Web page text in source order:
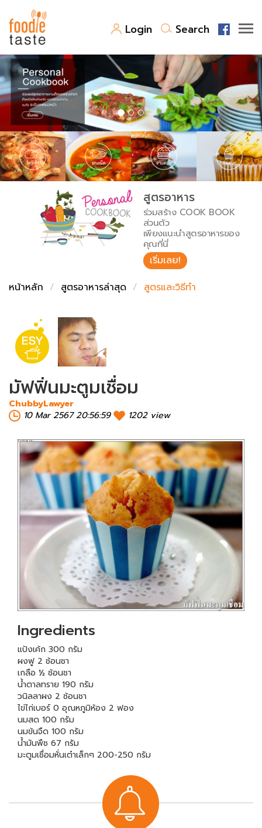
Login Search
สูตรอาหาร
สูตรอาหารล่าสุด
Top Foodie
พาไปชิม
สารพันก้นครัว
เคล็ดลับน่ารู้
เปรียบเทียบหน่วยการตวง
เปรียบเทียบอุณหภูมิ
เปรียบเทียบน้ำหนักวัตถุดิบ
FoodPedia
สร้าง Cookbook
สูตรอาหาร
ร่วมสร้าง COOK BOOK
ส่วนตัว
เพียงแนะนำสูตรอาหารของ
คุณที่นี่
เริ่มเลย!
หน้าหลัก
สูตรอาหารล่าสุด สูตรและวิธีทำ
มัฟฟิ่นมะตูมเชื่อม
ChubbyLawyer
10 Mar 2567 20:56:59
1202 view
Ingredients
แป้งเค้ก 300 กรัม
ผงฟู 2 ช้อนชา
เกลือ ½ ช้อนชา
น้ำตาลทราย 190 กรัม
วนิลลาผง 2 ช้อนชา
ไข่ไก่เบอร์ 0 อุณหภูมิห้อง 2 ฟอง
นมสด 100 กรัม
นมข้นจืด 100 กรัม
น้ำมันพืช 67 กรัม
มะตูมเชื่อมหั่นเต๋าเล็กๆ 200-250 กรัม